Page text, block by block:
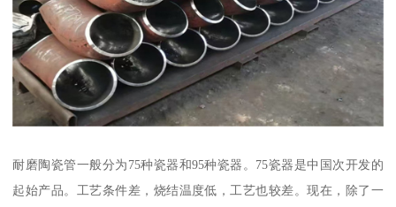
耐磨陶瓷管一般分为75种瓷器和95种瓷器。75瓷器是中国次开发的
起始产品。工艺条件差，烧结温度低，工艺也较差。现在，除了一